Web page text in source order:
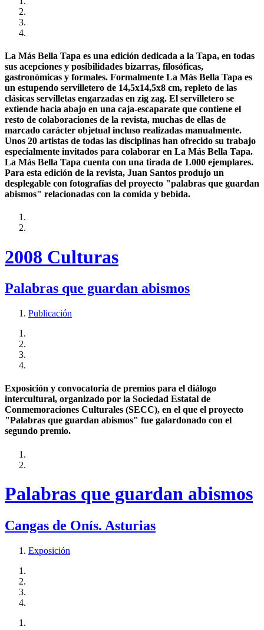
La Más Bella Tapa es una edición dedicada a la Tapa, en todas
sus acepciones y posibilidades bizarras, filosóficas,
gastronómicas y formales. Formalmente La Más Bella Tapa es
un estupendo servilletero de 14,5x14,5x8 cm, repleto de las
clásicas servilletas engarzadas en zig zag. El servilletero se
extiende hacia abajo en una caja-escaparate que contiene el
resto de colaboraciones de la revista, muchas de ellas de
marcado carácter objetual incluso realizadas manualmente.
Unos 20 artistas de todas las disciplinas han ofrecido su trabajo
especialmente invitados para colaborar en La Más Bella Tapa.
La Más Bella Tapa cuenta con una tirada de 1.000 ejemplares.
Para esta edición de la revista, Juan Santos produjo un
desplegable con fotografías del proyecto "palabras que guardan
abismos" relacionadas con la comida y bebida.
2008 Culturas
Palabras que guardan abismos
Publicación
Exposición y convocatoria de premios para el diálogo
intercultural, organizado por la Sociedad Estatal de
Conmemoraciones Culturales (SECC), en el que el proyecto
"Palabras que guardan abismos" fue galardonado con el
segundo premio.
Palabras que guardan abismos
Cangas de Onís. Asturias
Exposición